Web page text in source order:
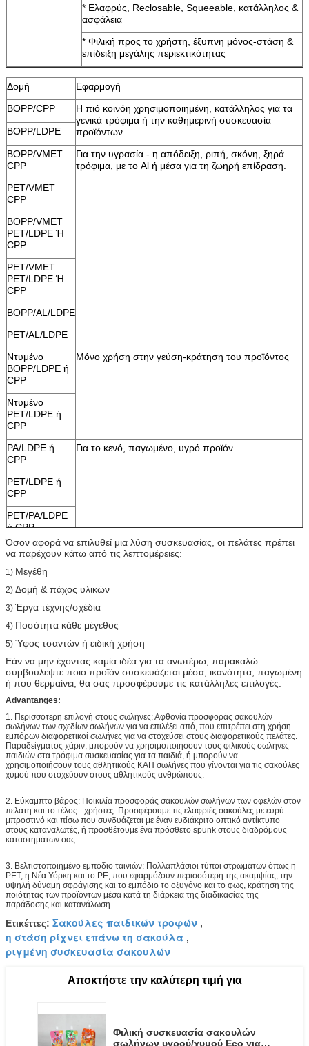
* Ελαφρύς, Reclosable, Squeeable, κατάλληλος &
ασφάλεια
* Φιλική προς το χρήστη, έξυπνη μόνος-στάση &
επίδειξη μεγάλης περιεκτικότητας
Δομή
Εφαρμογή
BOPP/CPP
Η πιό κοινόη χρησιμοποιημένη, κατάλληλος για τα
γενικά τρόφιμα ή την καθημερινή συσκευασία
προϊόντων
BOPP/LDPE
BOPP/VMET
CPP
Για την υγρασία - η απόδειξη, ριπή, σκόνη, ξηρά
τρόφιμα, με το Al ή μέσα για τη ζωηρή επίδραση.
PET/VMET
CPP
BOPP/VMET
PET/LDPE Ή
CPP
PET/VMET
PET/LDPE Ή
CPP
BOPP/AL/LDPE
PET/AL/LDPE
Ντυμένο
BOPP/LDPE ή
CPP
Μόνο χρήση στην γεύση-κράτηση του προϊόντος
Ντυμένο
PET/LDPE ή
CPP
PA/LDPE ή
CPP
Για το κενό, παγωμένο, υγρό προϊόν
PET/LDPE ή
CPP
PET/PA/LDPE
ή CPP
PA/RCPP
Για τα υψηλής θερμοκρασίας ικανά ή boilable
τρόφιμα ατμού
Όσον αφορά να επιλυθεί μια λύση συσκευασίας, οι πελάτες πρέπει
να παρέχουν κάτω από τις λεπτομέρειες:
1) Μεγέθη
2) Δομή & πάχος υλικών
3) Έργα τέχνης/σχέδια
4) Ποσότητα κάθε μέγεθος
5) Ύφος τσαντών ή ειδική χρήση
Εάν να μην έχοντας καμία ιδέα για τα ανωτέρω, παρακαλώ
συμβουλεψτε ποιο προϊόν συσκευάζεται μέσα, ικανότητα, παγωμένη
ή που θερμαίνει, θα σας προσφέρουμε τις κατάλληλες επιλογές.
Advantanges:
1. Περισσότερη επιλογή στους σωλήνες: Αφθονία προσφοράς σακουλών
σωλήνων των σχεδίων σωλήνων για να επιλέξει από, που επιτρέπει στη χρήση
εμπόρων διαφορετικοί σωλήνες για να στοχεύσει στους διαφορετικούς πελάτες.
Παραδείγματος χάριν, μπορούν να χρησιμοποιήσουν τους φιλικούς σωλήνες
παιδιών στα τρόφιμα συσκευασίας για τα παιδιά, ή μπορούν να
χρησιμοποιήσουν τους αθλητικούς ΚΑΠ σωλήνες που γίνονται για τις σακούλες
χυμού που στοχεύουν στους αθλητικούς ανθρώπους.
2. Εύκαμπτο βάρος: Ποικιλία προσφοράς σακουλών σωλήνων των οφελών στον
πελάτη και το τέλος - χρήστες. Προσφέρουμε τις ελαφριές σακούλες με ευρύ
μπροστινό και πίσω που συνδυάζεται με έναν ευδιάκριτο οπτικό αντίκτυπο
στους καταναλωτές, ή προσθέτουμε ένα πρόσθετο spunk στους διαδρόμους
καταστημάτων σας.
3. Βελτιστοποιημένο εμπόδιο ταινιών: Πολλαπλάσιοι τύποι στρωμάτων όπως η
PET, η Νέα Υόρκη και το PE, που εφαρμόζουν περισσότερη της ακαμψίας, την
υψηλή δύναμη σφράγισης και το εμπόδιο το οξυγόνο και το φως, κράτηση της
ποιότητας των προϊόντων μέσα κατά τη διάρκεια της διαδικασίας της
παράδοσης και κατανάλωση.
Ετικέττες: Σακούλες παιδικών τροφών ,
η στάση ρίχνει επάνω τη σακούλα ,
ριγμένη συσκευασία σακουλών
Αποκτήστε την καλύτερη τιμή για
Φιλική συσκευασία σακουλών
σωλήνων υγρού/χυμού Eco για